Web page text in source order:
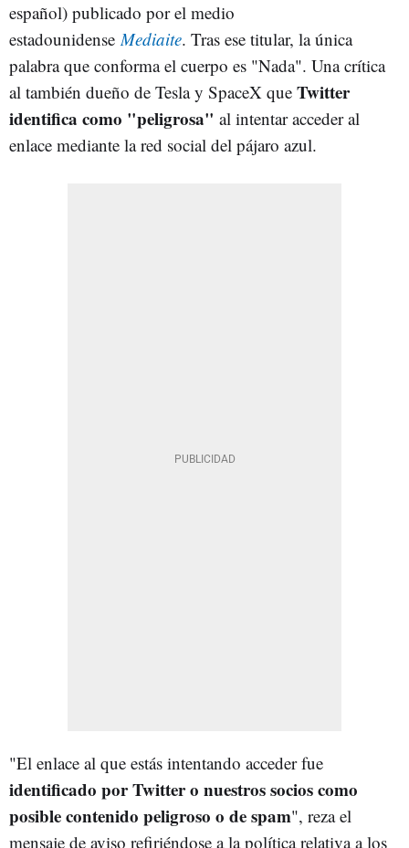
español) publicado por el medio
estadounidenseMediaite. Tras ese titular, la única
palabra que conforma el cuerpo es "Nada". Una crítica
al también dueño de Tesla y SpaceX que Twitter
identifica como "peligrosa" al intentar acceder al
enlace mediante la red social del pájaro azul.
"El enlace al que estás intentando acceder fue
identificado por Twitter o nuestros socios como
posible contenido peligroso o de spam", reza el
mensaje de aviso refiriéndose a la política relativa a los